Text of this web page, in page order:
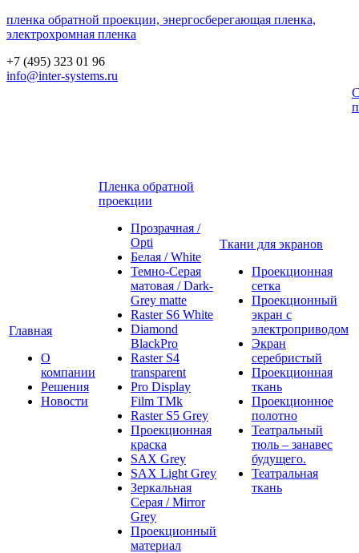
пленка обратной проекции, энергосберегающая пленка,
электрохромная пленка
+7 (495) 323 01 96
info@inter-systems.ru
Главная
О
компании
Решения
Новости
Пленка обратной
проекции
Прозрачная /
Opti
Белая / White
Темно-Серая
матовая / Dark-
Grey matte
Raster S6 White
Diamond
BlackPro
Raster S4
transparent
Pro Display
Film ТМk
Raster S5 Grey
Проекционная
краска
SAX Grey
SAX Light Grey
Зеркальная
Серая / Mirror
Grey
Проекционный
материал
Ткани для экранов
Проекционная
сетка
Проекционный
экран с
электроприводом
Экран
серебристый
Проекционная
ткань
Проекционное
полотно
Театральный
тюль – занавес
будущего.
Театральная
ткань